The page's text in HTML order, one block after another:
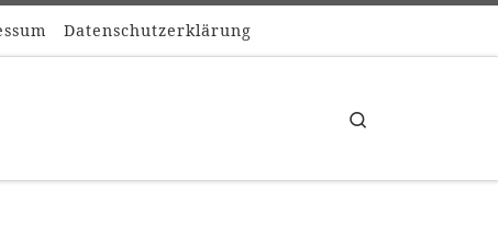
Datenschutzerklärung